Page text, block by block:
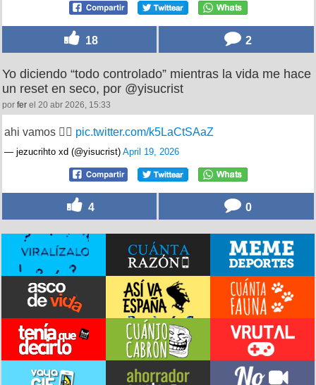
18 2
Yo diciendo “todo controlado” mientras la vida me hace
un reset en seco, por @yisucrist
por fer el 20 abr 2026, 15:33
ahi vamos 😮‍💨 pic.twitter.com/k5LaCtSAaZ
— jezucrihto xd (@yisucrist) April 19, 2026
4 0